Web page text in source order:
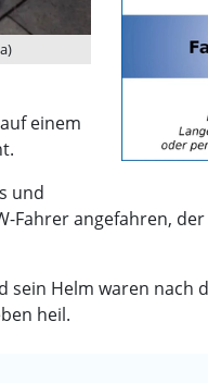
einem
und
Fahrer angefahren,
Helm waren nach
heil.